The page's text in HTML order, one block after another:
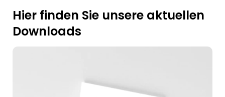
Hier finden Sie unsere aktuellen
Downloads